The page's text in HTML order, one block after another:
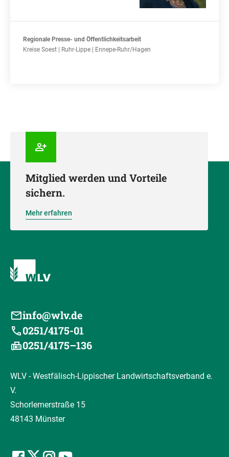
Regionale Presse- und Öffentlichkeitsarbeit
Kreise Soest | Ruhr-Lippe | Ennepe-Ruhr/Hagen
Mitglied werden und Vorteile
sichern.
Mehr erfahren
info@wlv.de
0251/4175-01
0251/4175–136
WLV - Westfälisch-Lippischer Landwirtschaftsverband e.
V.
Schorlemerstraße 15
48143 Münster